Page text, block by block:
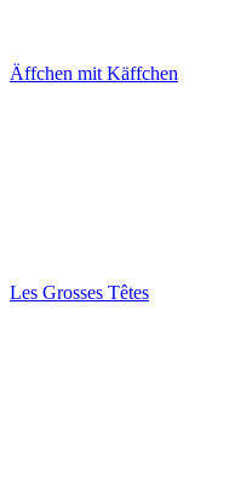
Äffchen mit Käffchen
Les Grosses Têtes